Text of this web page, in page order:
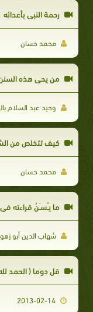
رحمة النبي بأعدائه
محمد حسان
من يحى هذه
وحيد عبد السلام
كيف تتخلص من
محمد حسان
ما يـُسـَنُ قراءته
شهاب الدين أبو زهو
قل دوما ( الحمد